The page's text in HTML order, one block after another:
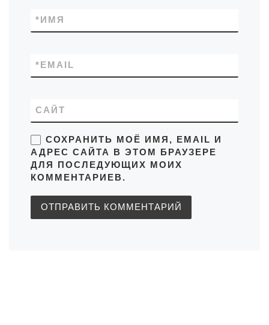
ИМЯ
*
EMAIL
*
САЙТ
СОХРАНИТЬ МОЁ ИМЯ, EMAIL И
АДРЕС САЙТА В ЭТОМ БРАУЗЕРЕ
ДЛЯ ПОСЛЕДУЮЩИХ МОИХ
КОММЕНТАРИЕВ.